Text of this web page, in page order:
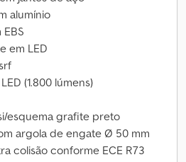
alumínio
em LED
(1.800 lúmens)
esquema grafite preto
argola de engate Ø 50 mm
colisão conforme ECE R73